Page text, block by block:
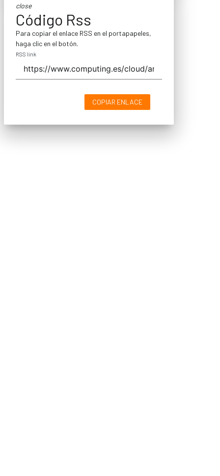
close
Código Rss
Para copiar el enlace RSS en el portapapeles,
haga clic en el botón.
RSS link
COPIAR ENLACE